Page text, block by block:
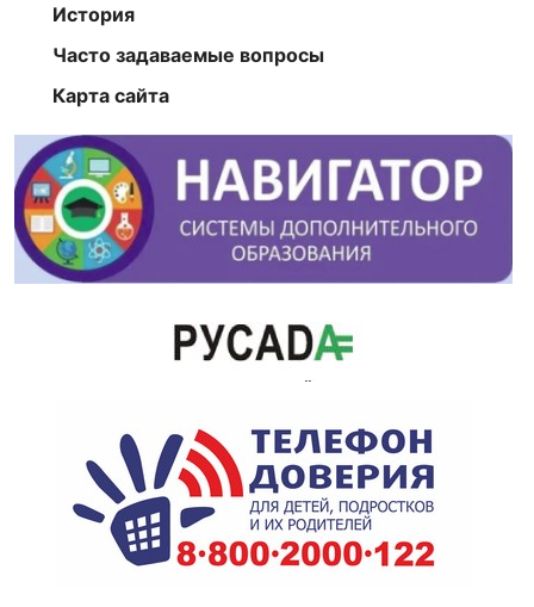
История
Часто задаваемые вопросы
Карта сайта